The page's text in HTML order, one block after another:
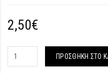
2,50€
ΠΡΟΣΘΉΚΗ ΣΤΟ